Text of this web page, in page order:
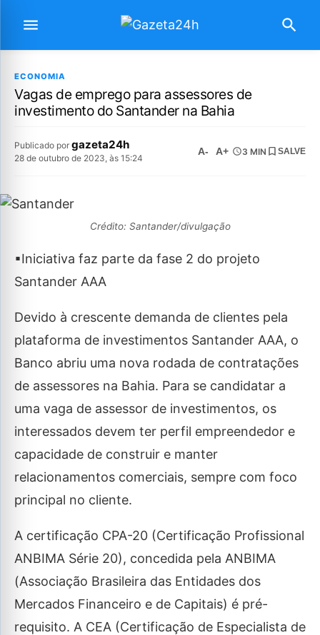
ECONOMIA
Vagas de emprego para assessores de
investimento do Santander na Bahia
Publicado por gazeta24h
28 de outubro de 2023, às 15:24
A- A+ 3 MIN SALVE
Crédito: Santander/divulgação
▪Iniciativa faz parte da fase 2 do projeto
Santander AAA
Devido à crescente demanda de clientes pela
plataforma de investimentos Santander AAA, o
Banco abriu uma nova rodada de contratações
de assessores na Bahia. Para se candidatar a
uma vaga de assessor de investimentos, os
interessados devem ter perfil empreendedor e
capacidade de construir e manter
relacionamentos comerciais, sempre com foco
principal no cliente.
A certificação CPA-20 (Certificação Profissional
ANBIMA Série 20), concedida pela ANBIMA
(Associação Brasileira das Entidades dos
Mercados Financeiro e de Capitais) é pré-
requisito. A CEA (Certificação de Especialista de